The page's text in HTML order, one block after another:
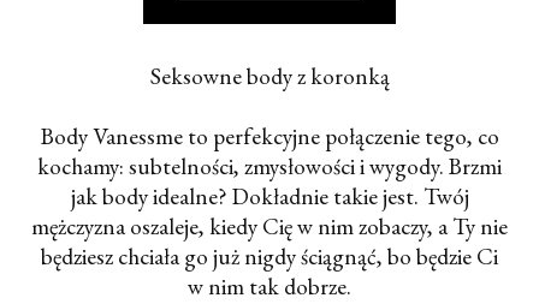
Seksowne body z koronką
Body Vanessme to perfekcyjne połączenie tego, co
kochamy: subtelności, zmysłowości i wygody. Brzmi
jak body idealne? Dokładnie takie jest. Twój
mężczyzna oszaleje, kiedy Cię w nim zobaczy, a Ty nie
będziesz chciała go już nigdy ściągnąć, bo będzie Ci
w nim tak dobrze.